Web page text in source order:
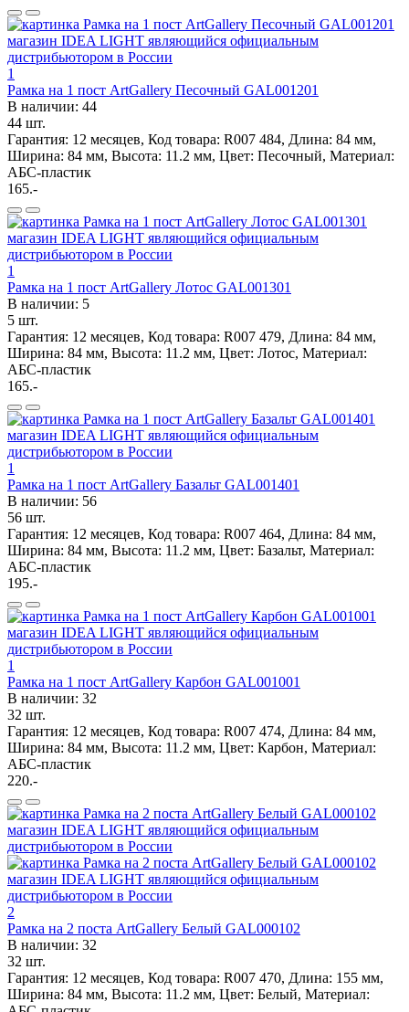
1
Рамка на 1 пост ArtGallery Песочный GAL001201
В наличии: 44
44 шт.
Гарантия: 12 месяцев, Код товара: R007 484, Длина: 84 мм,
Ширина: 84 мм, Высота: 11.2 мм, Цвет: Песочный, Материал:
АБС-пластик
165.-
1
Рамка на 1 пост ArtGallery Лотос GAL001301
В наличии: 5
5 шт.
Гарантия: 12 месяцев, Код товара: R007 479, Длина: 84 мм,
Ширина: 84 мм, Высота: 11.2 мм, Цвет: Лотос, Материал:
АБС-пластик
165.-
1
Рамка на 1 пост ArtGallery Базальт GAL001401
В наличии: 56
56 шт.
Гарантия: 12 месяцев, Код товара: R007 464, Длина: 84 мм,
Ширина: 84 мм, Высота: 11.2 мм, Цвет: Базальт, Материал:
АБС-пластик
195.-
1
Рамка на 1 пост ArtGallery Карбон GAL001001
В наличии: 32
32 шт.
Гарантия: 12 месяцев, Код товара: R007 474, Длина: 84 мм,
Ширина: 84 мм, Высота: 11.2 мм, Цвет: Карбон, Материал:
АБС-пластик
220.-
2
Рамка на 2 поста ArtGallery Белый GAL000102
В наличии: 32
32 шт.
Гарантия: 12 месяцев, Код товара: R007 470, Длина: 155 мм,
Ширина: 84 мм, Высота: 11.2 мм, Цвет: Белый, Материал: